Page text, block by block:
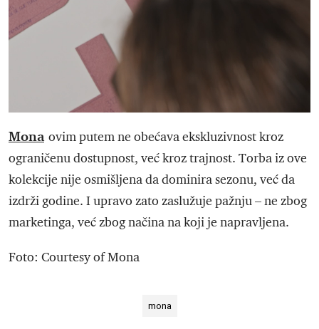
Mona ovim putem ne obećava ekskluzivnost kroz
ograničenu dostupnost, već kroz trajnost. Torba iz ove
kolekcije nije osmišljena da dominira sezonu, već da
izdrži godine. I upravo zato zaslužuje pažnju – ne zbog
marketinga, već zbog načina na koji je napravljena.
Foto: Courtesy of Mona
mona